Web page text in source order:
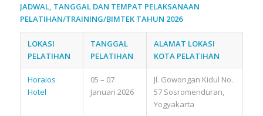
JADWAL, TANGGAL DAN TEMPAT PELAKSANAAN
PELATIHAN/TRAINING/BIMTEK TAHUN 2026
LOKASI
PELATIHAN
TANGGAL
PELATIHAN
ALAMAT LOKASI
KOTA PELATIHAN
Horaios
Hotel
05 – 07
Januari 2026
Jl. Gowongan Kidul No.
57 Sosromenduran,
Yogyakarta